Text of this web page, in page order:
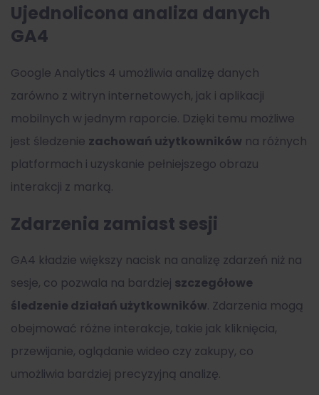
Ujednolicona analiza danych
GA4
Google Analytics 4 umożliwia analizę danych
zarówno z witryn internetowych, jak i aplikacji
mobilnych w jednym raporcie. Dzięki temu możliwe
jest śledzenie zachowań użytkowników na różnych
platformach i uzyskanie pełniejszego obrazu
interakcji z marką.
Zdarzenia zamiast sesji
GA4 kładzie większy nacisk na analizę zdarzeń niż na
sesje, co pozwala na bardziej szczegółowe
śledzenie działań użytkowników. Zdarzenia mogą
obejmować różne interakcje, takie jak kliknięcia,
przewijanie, oglądanie wideo czy zakupy, co
umożliwia bardziej precyzyjną analizę.